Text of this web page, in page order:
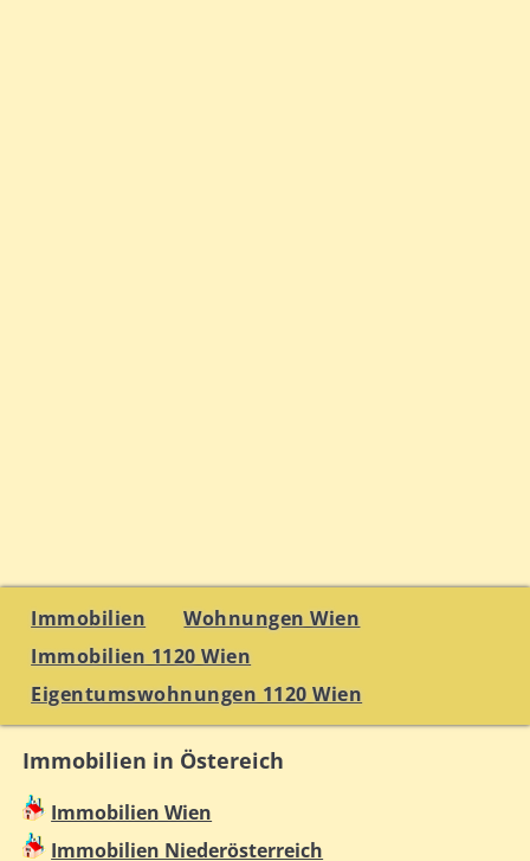
Immobilien
Wohnungen Wien
Immobilien 1120 Wien
Eigentumswohnungen 1120 Wien
Immobilien in Östereich
Immobilien Wien
Immobilien Niederösterreich